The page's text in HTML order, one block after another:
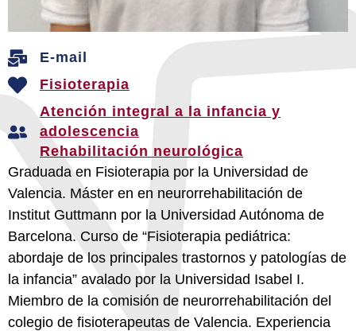
E-mail
Fisioterapia
Atención integral a la infancia y
adolescencia
Rehabilitación neurológica
Graduada en Fisioterapia por la Universidad de
Valencia. Máster en en neurorrehabilitación de
Institut Guttmann por la Universidad Autónoma de
Barcelona. Curso de “Fisioterapia pediátrica:
abordaje de los principales trastornos y patologías de
la infancia” avalado por la Universidad Isabel I.
Miembro de la comisión de neurorrehabilitación del
colegio de fisioterapeutas de Valencia. Experiencia